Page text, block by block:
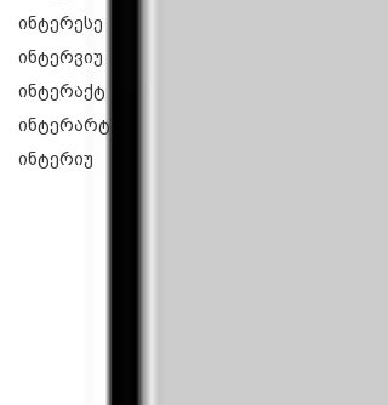
ინტერესე
ინტერვიუ
ინტერაქტ
ინტერარტ
ინტერიუ